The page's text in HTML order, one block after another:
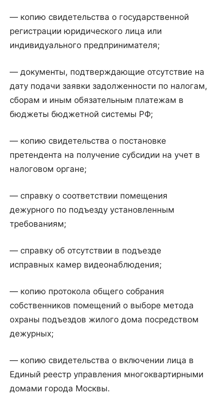
— копию свидетельства о государственной
регистрации юридического лица или
индивидуального предпринимателя;
— документы, подтверждающие отсутствие на
дату подачи заявки задолженности по налогам,
сборам и иным обязательным платежам в
бюджеты бюджетной системы РФ;
— копию свидетельства о постановке
претендента на получение субсидии на учет в
налоговом органе;
— справку о соответствии помещения
дежурного по подъезду установленным
требованиям;
— справку об отсутствии в подъезде
исправных камер видеонаблюдения;
— копию протокола общего собрания
собственников помещений о выборе метода
охраны подъездов жилого дома посредством
дежурных;
— копию свидетельства о включении лица в
Единый реестр управления многоквартирными
домами города Москвы.